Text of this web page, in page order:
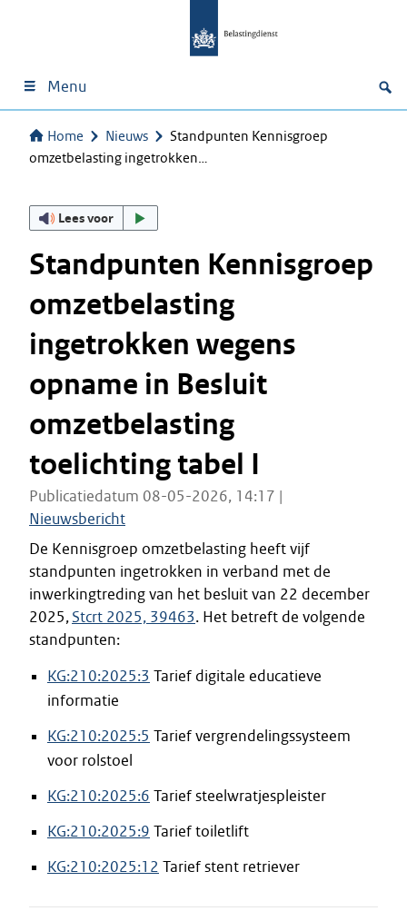
Menu
Home Nieuws
Standpunten Kennisgroep
omzetbelasting ingetrokken…
Lees voor
Standpunten Kennisgroep
omzetbelasting
ingetrokken wegens
opname in Besluit
omzetbelasting
toelichting tabel I
Publicatiedatum 08-05-2026, 14:17 |
Nieuwsbericht
De Kennisgroep omzetbelasting heeft vijf
standpunten ingetrokken in verband met de
inwerkingtreding van het besluit van 22 december
2025,Stcrt 2025, 39463. Het betreft de volgende
standpunten:
KG:210:2025:3 Tarief digitale educatieve
informatie
KG:210:2025:5 Tarief vergrendelingssysteem
voor rolstoel
KG:210:2025:6 Tarief steelwratjespleister
KG:210:2025:9 Tarief toiletlift
KG:210:2025:12 Tarief stent retriever